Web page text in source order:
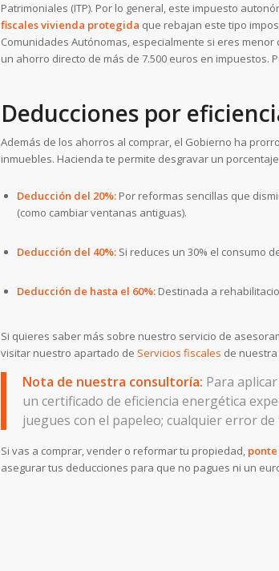
Patrimoniales (ITP). Por lo general, este impuesto
fiscales vivienda protegida que rebajan este tipo
Comunidades Autónomas, especialmente si eres
un ahorro directo de más de 7.500 euros en
Deducciones por
Además de los ahorros al comprar, el Gobierno ha
inmuebles. Hacienda te permite desgravar un
Deducción del 20%: Por reformas sencillas que
(como cambiar ventanas antiguas).
Deducción del 40%: Si reduces un 30% el consumo
Deducción de hasta el 60%: Destinada a
Si quieres saber más sobre nuestro servicio de
visitar nuestro apartado de Servicios fiscales de
Nota de nuestra consultoría: Para
un certificado de eficiencia energética
juegues con el papeleo; cualquier error
Si vas a comprar, vender o reformar tu propiedad,
asegurar tus deducciones para que no pagues ni un